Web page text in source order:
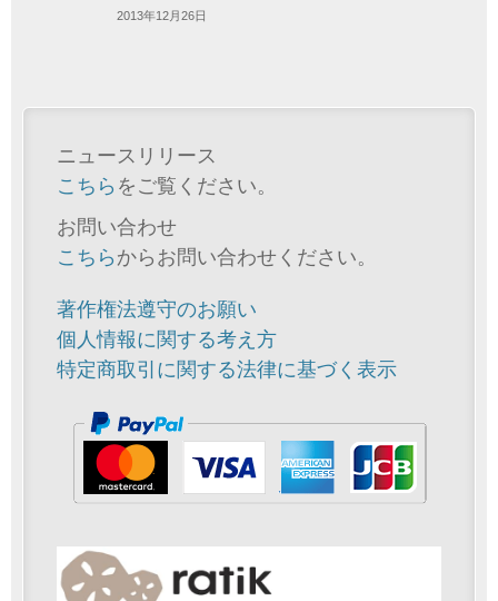
2013年12月26日
ニュースリリース
こちら をご覧ください。
お問い合わせ
こちら からお問い合わせください。
著作権法遵守のお願い
個人情報に関する考え方
特定商取引に関する法律に基づく表示